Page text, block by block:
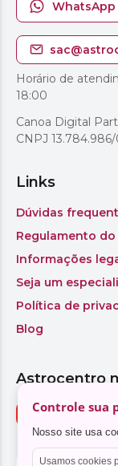
Controle sua
Nosso site usa
Usamos cookies